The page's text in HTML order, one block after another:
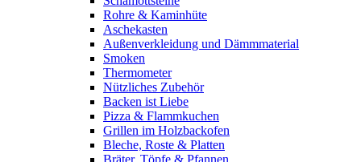
Rohre & Kaminhüte
Aschekasten
Außenverkleidung und Dämmmaterial
Smoken
Thermometer
Nützliches Zubehör
Backen ist Liebe
Pizza & Flammkuchen
Grillen im Holzbackofen
Bleche, Roste & Platten
Bräter, Töpfe & Pfannen